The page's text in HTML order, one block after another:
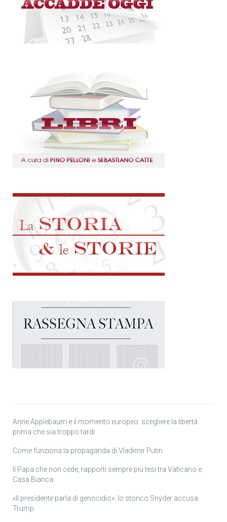
Anne Applebaum e il momento europeo: scegliere la libertà
prima che sia troppo tardi
Come funziona la propaganda di Vladimir Putin
Il Papa che non cede, rapporti sempre più tesi tra Vaticano e
Casa Bianca
«Il presidente parla di genocidio»: lo storico Snyder accusa
Trump